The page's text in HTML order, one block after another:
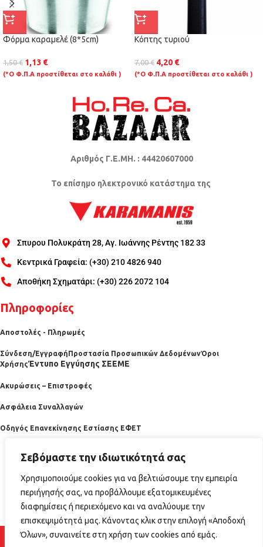
Σεβόμαστε την ιδιωτικότητά σας
Χρησιμοποιούμε cookies για να βελτιώσουμε την εμπειρία
περιήγησής σας, να προβάλλουμε εξατομικευμένες
διαφημίσεις ή περιεχόμενο και να αναλύουμε την
επισκεψιμότητά μας. Κάνοντας κλικ στην επιλογή «Αποδοχή
Όλων», συναινείτε στη χρήση των cookies από εμάς.
Φόρμα καραμελέ (8*5cm)
1,50€ 1,13 €
(*Ο Φ.Π.Α προστίθεται στο καλάθι )
Κόπτης τυριού
7,00€ 4,20 €
(*Ο Φ.Π.Α προστίθεται στο καλάθι )
Αριθμός Γ.Ε.ΜΗ. : 44420607000
Το επίσημο ηλεκτρονικό κατάστημα της
Σπυρου Πολυκράτη 28, Αγ. Ιωάννης Ρέντης 182 33
Κεντρικά Γραφεία: (+30) 210 4826 940
Αποθήκη Σχηματάρι: (+30) 226 2072 104
Πληροφορίες
Αποστολές - Πληρωμές
Σύνδεση/Εγγραφή Προστασία Προσωπικών ΔεδομένωνΌροι
ΧρήσηςΈντυπο Εγγύησης ΣΕΕΜΕ
Ακυρώσεις – Επιστροφές
Ασφάλεια Συναλλαγών
Οδηγός Επανεκίνησης Εστίασης ΕΦΕΤ
2025 horecabazaar.gr